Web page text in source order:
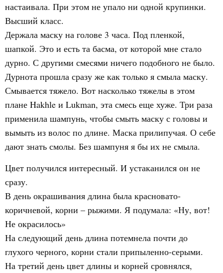
настаивала. При этом не упало ни одной крупинки.
Высший класс.
Держала маску на голове 3 часа. Под пленкой,
шапкой. Это и есть та басма, от которой мне стало
дурно. С другими смесями ничего подобного не было.
Дурнота прошла сразу же как только я смыла маску.
Смывается тяжело. Вот насколько тяжелы в этом
плане Hakhle и Lukman, эта смесь еще хуже. Три раза
применила шампунь, чтобы смыть маску с головы и
вымыть из волос по длине. Маска прилипучая. О себе
дают знать смолы. Без шампуня я бы их не смыла.
Цвет получился интересный. И устаканился он не
сразу.
В день окрашивания длина была красновато-
коричневой, корни – рыжими. Я подумала: «Ну, вот!
Не окрасилось»
На следующий день длина потемнела почти до
глухого черного, корни стали припыленно-серыми.
На третий день цвет длины и корней сровнялся,